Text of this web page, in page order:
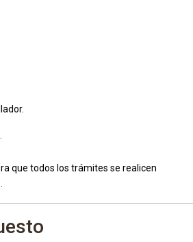
que todos los trámites se realicen